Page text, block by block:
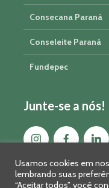
Consecana Paraná
Conseleite Paraná
Fundepec
Junte-se a nós!
Usamos cookies em
lembrando suas
“Aceitar todos”, você